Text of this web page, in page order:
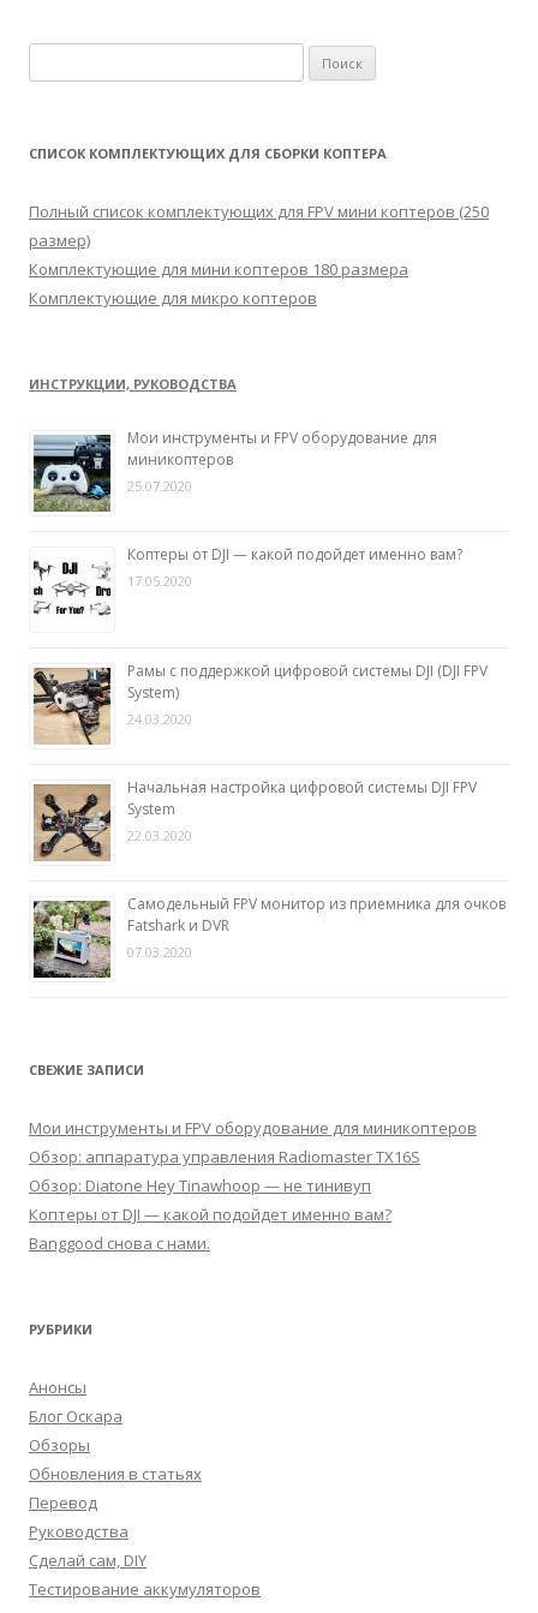
а
т
:
СПИСОК КОМПЛЕКТУЮЩИХ ДЛЯ СБОРКИ КОПТЕРА
Полный список комплектующих для FPV мини коптеров (250
размер)
Комплектующие для мини коптеров 180 размера
Комплектующие для микро коптеров
ИНСТРУКЦИИ, РУКОВОДСТВА
Мои инструменты и FPV оборудование для
миникоптеров
25.07.2020
Коптеры от DJI — какой подойдет именно вам?
17.05.2020
Рамы с поддержкой цифровой системы DJI (DJI FPV
System)
24.03.2020
Начальная настройка цифровой системы DJI FPV
System
22.03.2020
Самодельный FPV монитор из приемника для очков
Fatshark и DVR
07.03.2020
СВЕЖИЕ ЗАПИСИ
Мои инструменты и FPV оборудование для миникоптеров
Обзор: аппаратура управления Radiomaster TX16S
Обзор: Diatone Hey Tinawhoop — не тинивуп
Коптеры от DJI — какой подойдет именно вам?
Banggood снова с нами.
РУБРИКИ
Анонсы
Блог Оскара
Обзоры
Обновления в статьях
Перевод
Руководства
Сделай сам, DIY
Тестирование аккумуляторов